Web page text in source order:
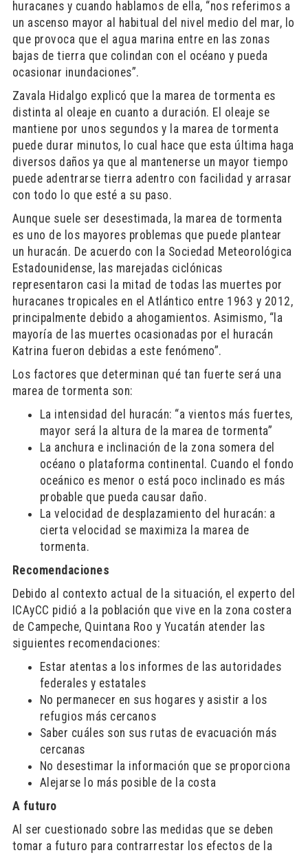
huracanes y cuando hablamos de ella, “nos referimos a
un ascenso mayor al habitual del nivel medio del mar, lo
que provoca que el agua marina entre en las zonas
bajas de tierra que colindan con el océano y pueda
ocasionar inundaciones”.
Zavala Hidalgo explicó que la marea de tormenta es
distinta al oleaje en cuanto a duración. El oleaje se
mantiene por unos segundos y la marea de tormenta
puede durar minutos, lo cual hace que esta última haga
diversos daños ya que al mantenerse un mayor tiempo
puede adentrarse tierra adentro con facilidad y arrasar
con todo lo que esté a su paso.
Aunque suele ser desestimada, la marea de tormenta
es uno de los mayores problemas que puede plantear
un huracán. De acuerdo con la Sociedad Meteorológica
Estadounidense, las marejadas ciclónicas
representaron casi la mitad de todas las muertes por
huracanes tropicales en el Atlántico entre 1963 y 2012,
principalmente debido a ahogamientos. Asimismo, “la
mayoría de las muertes ocasionadas por el huracán
Katrina fueron debidas a este fenómeno”.
Los factores que determinan qué tan fuerte será una
marea de tormenta son:
La intensidad del huracán: “a vientos más fuertes,
mayor será la altura de la marea de tormenta”
La anchura e inclinación de la zona somera del
océano o plataforma continental. Cuando el fondo
oceánico es menor o está poco inclinado es más
probable que pueda causar daño.
La velocidad de desplazamiento del huracán: a
cierta velocidad se maximiza la marea de
tormenta.
Recomendaciones
Debido al contexto actual de la situación, el experto del
ICAyCC pidió a la población que vive en la zona costera
de Campeche, Quintana Roo y Yucatán atender las
siguientes recomendaciones:
Estar atentas a los informes de las autoridades
federales y estatales
No permanecer en sus hogares y asistir a los
refugios más cercanos
Saber cuáles son sus rutas de evacuación más
cercanas
No desestimar la información que se proporciona
Alejarse lo más posible de la costa
A futuro
Al ser cuestionado sobre las medidas que se deben
tomar a futuro para contrarrestar los efectos de la